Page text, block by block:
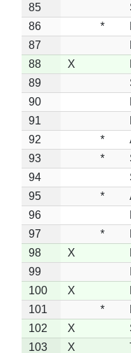
85
86
*
87
88
X
89
90
91
92
*
93
*
94
95
*
96
97
*
98
X
99
100
X
101
*
102
X
103
X